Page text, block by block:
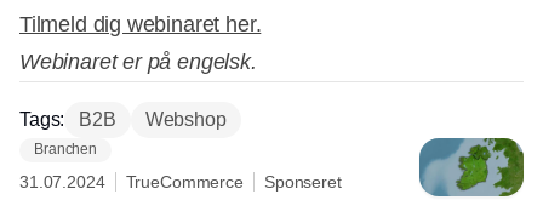
Tilmeld dig webinaret her.
Webinaret er på engelsk.
Tags: B2B Webshop
Branchen
31.07.2024 TrueCommerce Sponseret